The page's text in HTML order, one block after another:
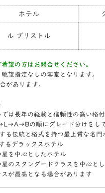
ホテル
ル ブリストル
望の方はお問合せください。
望指定なしの客室となります。
があります。
は長年の経験と信頼性の高い格
の順にグレード分けをして
る伝統と格式を持つ最上質な名門
るデラックスホテル
を中心としたホテル
のスタンダードクラスを中心と
が最高となる場合があります